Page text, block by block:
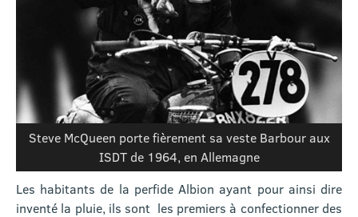
Steve McQueen porte fièrement sa veste Barbour aux
ISDT de 1964, en Allemagne
Les habitants de la perfide Albion ayant pour ainsi dire
inventé la pluie, ils sont les premiers à confectionner des